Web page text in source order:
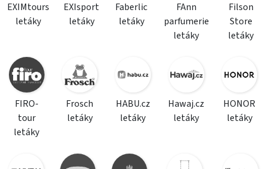
EXIMtours
letáky
EXIsport
letáky
Faberlic
letáky
FAnn
parfumerie
letáky
Filson
Store
letáky
FIRO-
tour
letáky
Frosch
letáky
HABU.cz
letáky
Hawaj.cz
letáky
HONOR
letáky